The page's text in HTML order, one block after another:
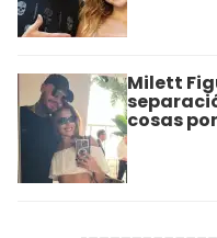
Milett
cosas